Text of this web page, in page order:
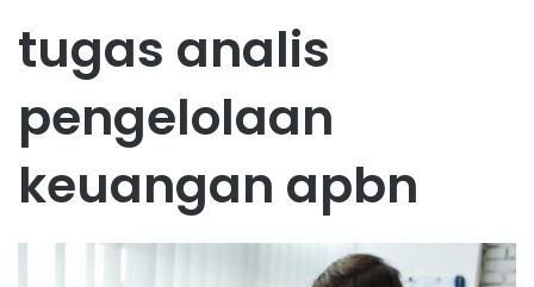
tugas analis
pengelolaan
keuangan apbn